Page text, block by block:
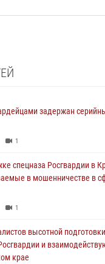
задержан
1
спецназа Росгвардии в
в мошенничестве в
1
высотной подготовки
и
крае